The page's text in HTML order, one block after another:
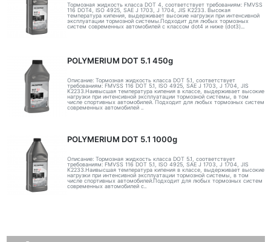
Тормозная жидкость класса DOT 4, соответствует требованиям: FMVSS
116 DOT4, ISO 4925, SAE J 1703, J 1704, JIS K2233. Высокая
температура кипения, выдерживает высокие нагрузки при интенсивной
эксплуатации тормозной системы.Подходит для любых тормозных
систем современных автомобилей с классом dot4 и ниже (dot3)...
POLYMERIUM DOT 5.1 450g
Описание: Тормозная жидкость класса DOT 5.1, соответствует
требованиям: FMVSS 116 DOT 5.1, ISO 4925, SAE J 1703, J 1704, JIS
K2233.Наивысшая температура кипения в классе, выдерживает высокие
нагрузки при интенсивной эксплуатации тормозной системы, в том
числе спортивных автомобилей. Подходит для любых тормозных систем
современных автомобилей ..
POLYMERIUM DOT 5.1 1000g
Описание: Тормозная жидкость класса DOT 5.1, соответствует
требованиям: FMVSS 116 DOT 5.1, ISO 4925, SAE J 1703, J 1704, JIS
K2233.Наивысшая температура кипения в классе, выдерживает высокие
нагрузки при интенсивной эксплуатации тормозной системы, в том
числе спортивных автомобилей.Подходит для любых тормозных систем
современных автомобилей с..